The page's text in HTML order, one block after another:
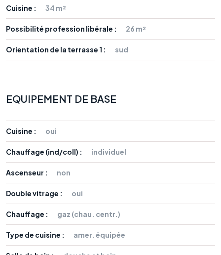
Cuisine : 34 m²
Possibilité profession libérale : 26 m²
Orientation de la terrasse 1 : sud
EQUIPEMENT DE BASE
Cuisine : oui
Chauffage (ind/coll) : individuel
Ascenseur : non
Double vitrage : oui
Chauffage : gaz (chau. centr.)
Type de cuisine : amer. équipée